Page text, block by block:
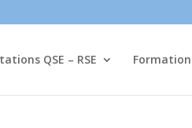
QSE – RSE